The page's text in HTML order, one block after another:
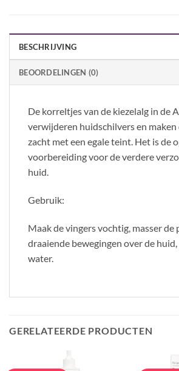
BESCHRIJVING
BEOORDELINGEN (0)
De korreltjes van de kiezelalg in de
verwijderen huidschilvers en maken
zacht met een egale teint. Het is de
voorbereiding voor de verdere
huid.
Gebruik:
Maak de vingers vochtig, masser de
draaiende bewegingen over de
water.
GERELATEERDE PRODUCTEN